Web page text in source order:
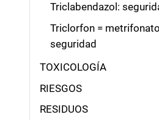
Triclabendazol:
Triclorfon =
seguridad
TOXICOLOGÍA
RIESGOS
RESIDUOS